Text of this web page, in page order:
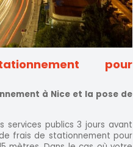
pour
à Nice et la pose de
publics 3 jours avant
frais de stationnement pour